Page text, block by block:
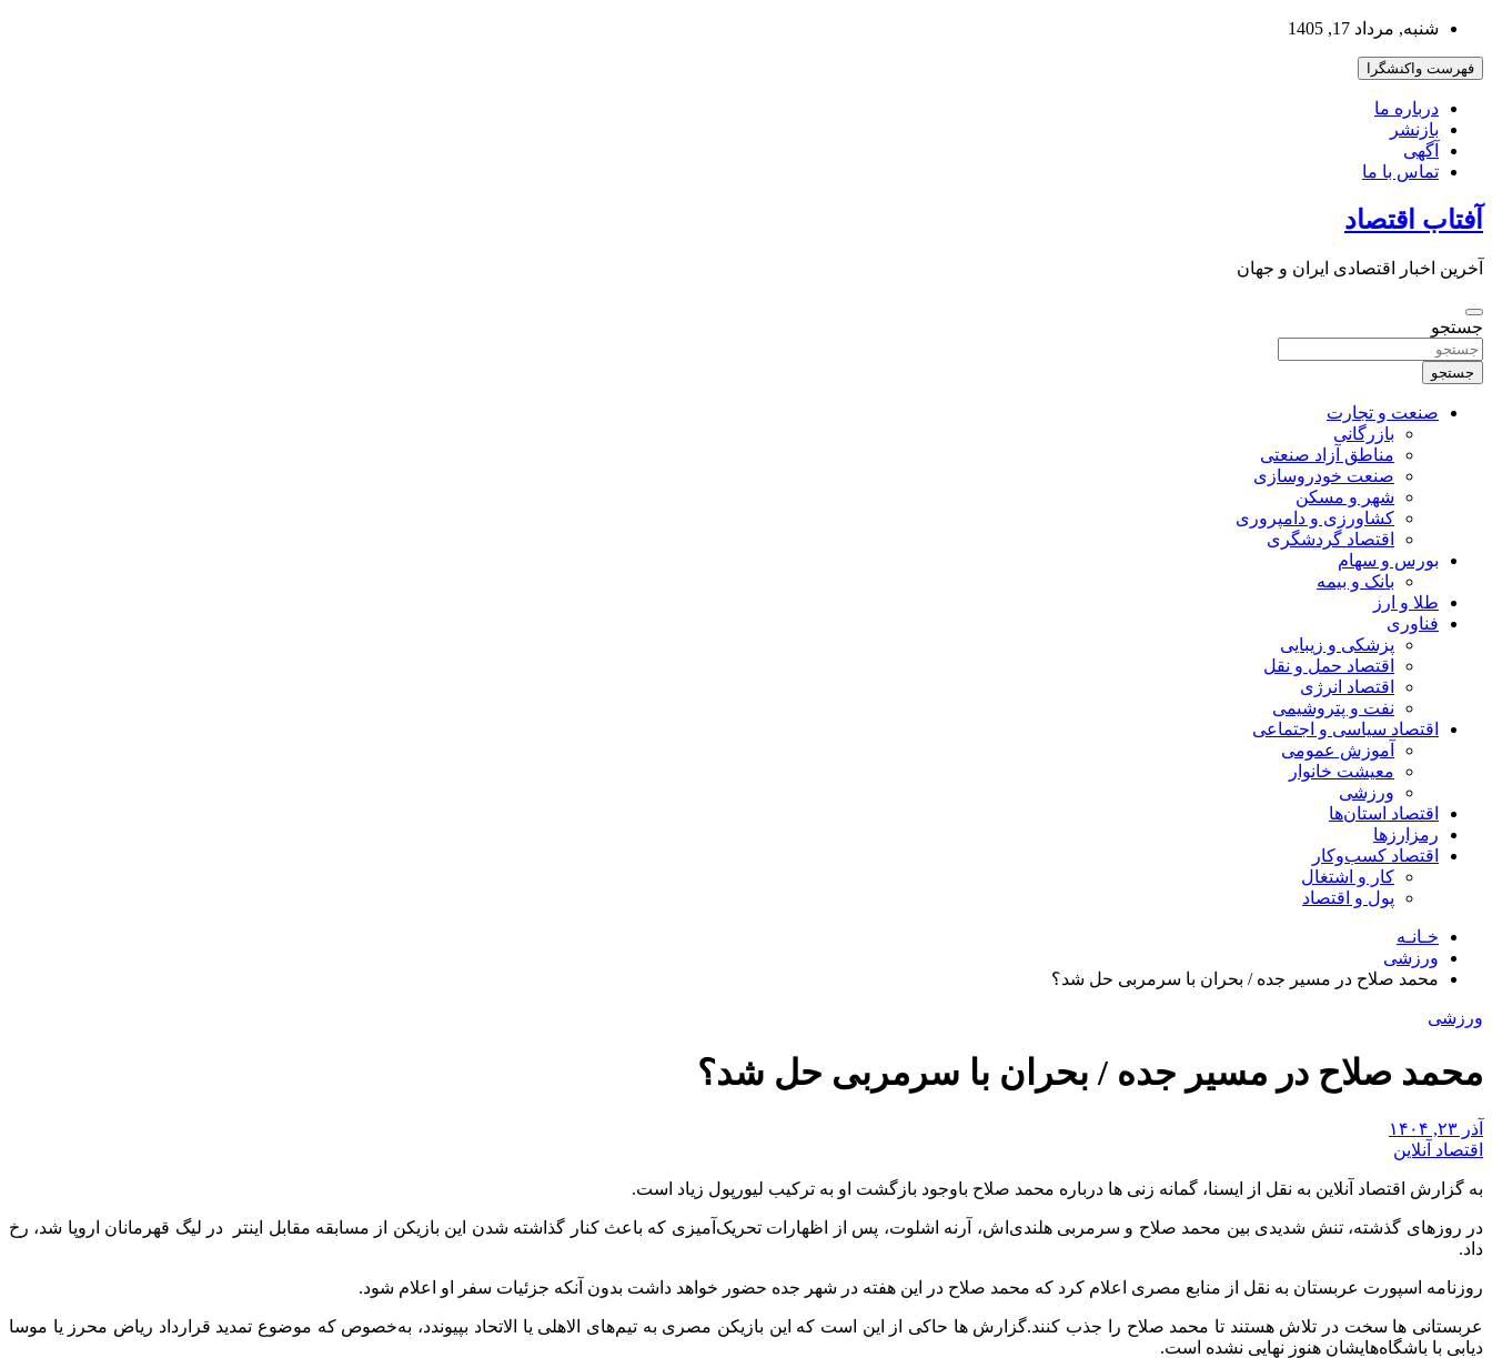
بروید
شنبه, مرداد 17, 1405
فهرست واکنشگرا
درباره ما
بازنشر
آگهی
تماس با ما
آفتاب اقتصاد
آخرین اخبار اقتصادی ایران و جهان
جستجو
جستجو
صنعت و تجارت
بازرگانی
مناطق آزاد صنعتی
صنعت خودروسازی
شهر و مسکن
کشاورزی و دامپروری
اقتصاد گردشگری
بورس و سهام
بانک و بیمه
طلا و ارز
فناوری
پزشکی و زیبایی
اقتصاد حمل و نقل
اقتصاد انرژی
نفت و پتروشیمی
اقتصاد سیاسی و اجتماعی
آموزش عمومی
معیشت خانوار
ورزشی
اقتصاد استان‌ها
رمزارزها
اقتصاد کسب‌و‌کار
کار و اشتغال
پول و اقتصاد
خـانـه
ورزشی
محمد صلاح در مسیر جده / بحران با سرمربی حل شد؟
ورزشی
محمد صلاح در مسیر جده / بحران با سرمربی حل شد؟
آذر ۲۳, ۱۴۰۴
اقتصاد آنلاین
به گزارش اقتصاد آنلاین به نقل از ایسنا، گمانه زنی ها درباره محمد صلاح باوجود بازگشت او به ترکیب لیورپول زیاد است.
در روزهای گذشته، تنش شدیدی بین محمد صلاح و سرمربی هلندی‌اش، آرنه اشلوت، پس از اظهارات تحریک‌آمیزی که باعث کنار گذاشته شدن این بازیکن از مسابقه مقابل اینتر در لیگ قهرمانان اروپا شد، رخ
داد.
روزنامه اسپورت عربستان به نقل از منابع مصری اعلام کرد که محمد صلاح در این هفته در شهر جده حضور خواهد داشت بدون آنکه جزئیات سفر او اعلام شود.
عربستانی ها سخت در تلاش هستند تا محمد صلاح را جذب کنند.گزارش ها حاکی از این است که این بازیکن مصری به تیم‌های الاهلی یا الاتحاد بپیوندد، به‌خصوص که موضوع تمدید قرارداد ریاض محرز یا موسا
دیابی با باشگاه‌هایشان هنوز نهایی نشده است.